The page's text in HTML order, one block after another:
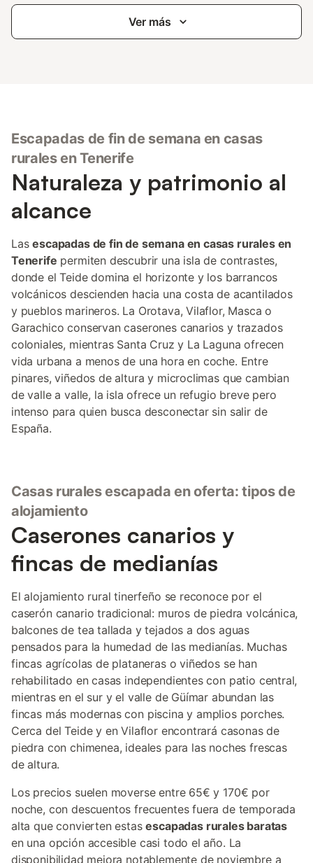
Ver más
Escapadas de fin de semana en casas
rurales en Tenerife
Naturaleza y patrimonio al
alcance
Lasescapadas de fin de semana en casas rurales en
Tenerife permiten descubrir una isla de contrastes,
donde el Teide domina el horizonte y los barrancos
volcánicos descienden hacia una costa de acantilados
y pueblos marineros. La Orotava, Vilaflor, Masca o
Garachico conservan caserones canarios y trazados
coloniales, mientras Santa Cruz y La Laguna ofrecen
vida urbana a menos de una hora en coche. Entre
pinares, viñedos de altura y microclimas que cambian
de valle a valle, la isla ofrece un refugio breve pero
intenso para quien busca desconectar sin salir de
España.
Casas rurales escapada en oferta: tipos de
alojamiento
Caserones canarios y
fincas de medianías
El alojamiento rural tinerfeño se reconoce por el
caserón canario tradicional: muros de piedra volcánica,
balcones de tea tallada y tejados a dos aguas
pensados para la humedad de las medianías. Muchas
fincas agrícolas de plataneras o viñedos se han
rehabilitado en casas independientes con patio central,
mientras en el sur y el valle de Güímar abundan las
fincas más modernas con piscina y amplios porches.
Cerca del Teide y en Vilaflor encontrará casonas de
piedra con chimenea, ideales para las noches frescas
de altura.
Los precios suelen moverse entre 65€ y 170€ por
noche, con descuentos frecuentes fuera de temporada
alta que convierten estasescapadas rurales baratas
en una opción accesible casi todo el año. La
disponibilidad mejora notablemente de noviembre a